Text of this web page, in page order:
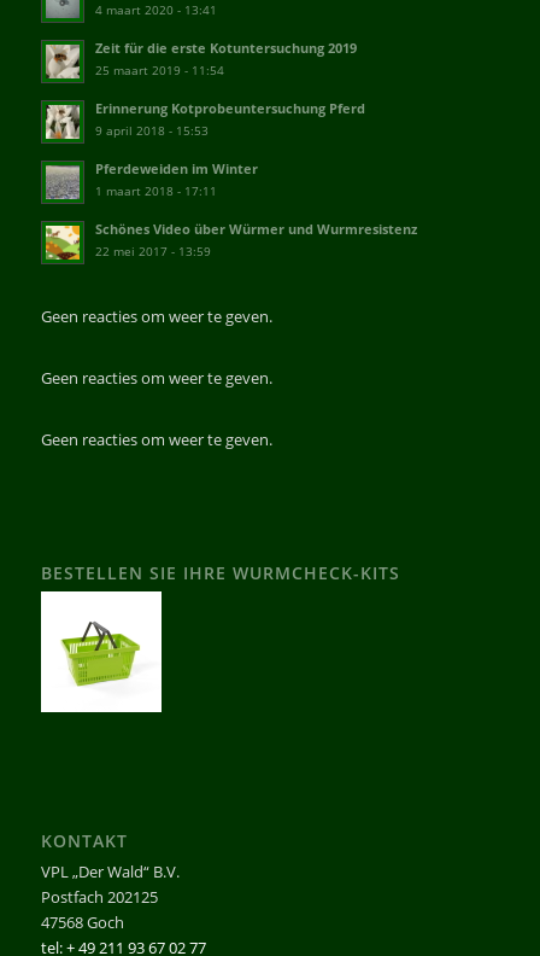
4 maart 2020 - 13:41
Zeit für die erste Kotuntersuchung 2019
25 maart 2019 - 11:54
Erinnerung Kotprobeuntersuchung Pferd
9 april 2018 - 15:53
Pferdeweiden im Winter
1 maart 2018 - 17:11
Schönes Video über Würmer und Wurmresistenz
22 mei 2017 - 13:59
Geen reacties om weer te geven.
Geen reacties om weer te geven.
Geen reacties om weer te geven.
BESTELLEN SIE IHRE WURMCHECK-KITS
KONTAKT
VPL „Der Wald“ B.V.
Postfach 202125
47568 Goch
tel: + 49 211 93 67 02 77